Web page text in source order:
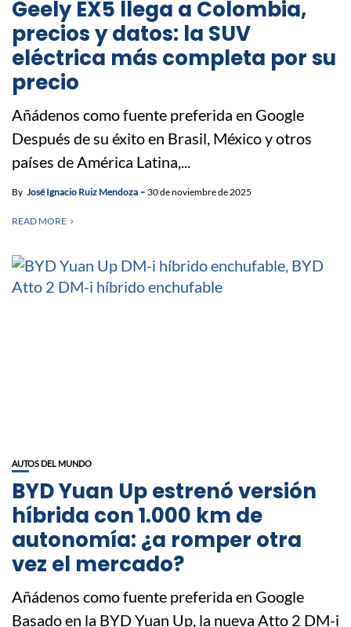
Geely EX5 llega a Colombia,
precios y datos: la SUV
eléctrica más completa por su
precio
Añádenos como fuente preferida en Google
Después de su éxito en Brasil, México y otros
países de América Latina,...
By José Ignacio Ruiz Mendoza 30 de noviembre de 2025
READ MORE
AUTOS DEL MUNDO
BYD Yuan Up estrenó versión
híbrida con 1.000 km de
autonomía: ¿a romper otra
vez el mercado?
Añádenos como fuente preferida en Google
Basado en la BYD Yuan Up, la nueva Atto 2 DM-i